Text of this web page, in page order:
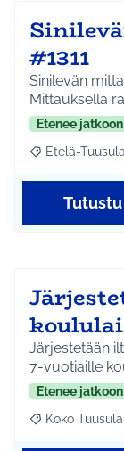
#1311
Sinilevän
Mittauksella
Etenee jatkoon
Rajaa tulokset
Etelä-
Tutustu
Järjestetään
7-vuotiaille
Etenee jatkoon
Rajaa tulokset
Koko Tuusula